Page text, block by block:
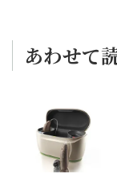
あわせて